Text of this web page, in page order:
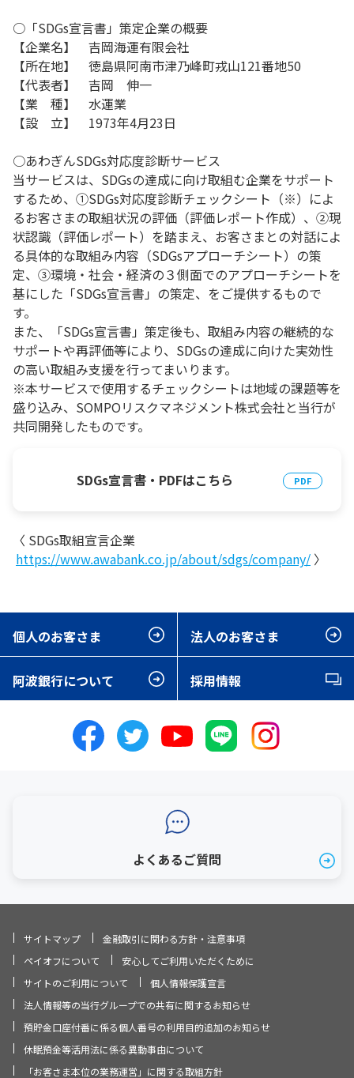
○「SDGs宣言書」策定企業の概要
【企業名】 吉岡海運有限会社
【所在地】 徳島県阿南市津乃峰町戎山121番地50
【代表者】 吉岡 伸一
【業 種】 水運業
【設 立】 1973年4月23日
○あわぎんSDGs対応度診断サービス
当サービスは、SDGsの達成に向け取組む企業をサポート
するため、①SDGs対応度診断チェックシート（※）によ
るお客さまの取組状況の評価（評価レポート作成）、②現
状認識（評価レポート）を踏まえ、お客さまとの対話によ
る具体的な取組み内容（SDGsアプローチシート）の策
定、③環境・社会・経済の３側面でのアプローチシートを
基にした「SDGs宣言書」の策定、をご提供するもので
す。
また、「SDGs宣言書」策定後も、取組み内容の継続的な
サポートや再評価等により、SDGsの達成に向けた実効性
の高い取組み支援を行ってまいります。
※本サービスで使用するチェックシートは地域の課題等を
盛り込み、SOMPOリスクマネジメント株式会社と当行が
共同開発したものです。
SDGs宣言書・PDFはこちら
〈 SDGs取組宣言企業
https://www.awabank.co.jp/about/sdgs/company/ 〉
個人のお客さま 法人のお客さま
阿波銀行について 採用情報
よくあるご質問
サイトマップ
金融取引に関わる方針・注意事項
ペイオフについて
安心してご利用いただくために
サイトのご利用について
個人情報保護宣言
法人情報等の当行グループでの共有に関するお知らせ
預貯金口座付番に係る個人番号の利用目的追加のお知らせ
休眠預金等活用法に係る異動事由について
「お客さま本位の業務運営」に関する取組方針